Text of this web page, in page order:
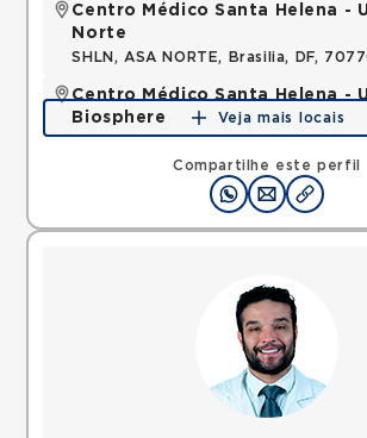
Compartilhe este perfil
Centro Médico Santa Helena -
Norte
SHLN, ASA NORTE, Brasilia, DF,
Centro Médico Santa Helena -
Biosphere
SHLN, ASA NORTE, Brasilia, DF,
Veja mais locais